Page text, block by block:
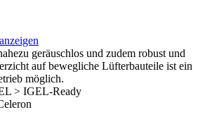
geräuschlos und zudem robust und
auf bewegliche Lüfterbauteile ist ein
möglich.